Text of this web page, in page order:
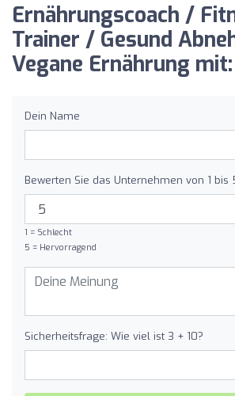
Ernährungscoach /
Trainer / Gesund
Vegane Ernährung mit:
Dein Name
Bewerten Sie das Unternehmen von 1 bis
1 = Schlecht
5 = Hervorragend
Sicherheitsfrage: Wie viel ist 3 + 10?